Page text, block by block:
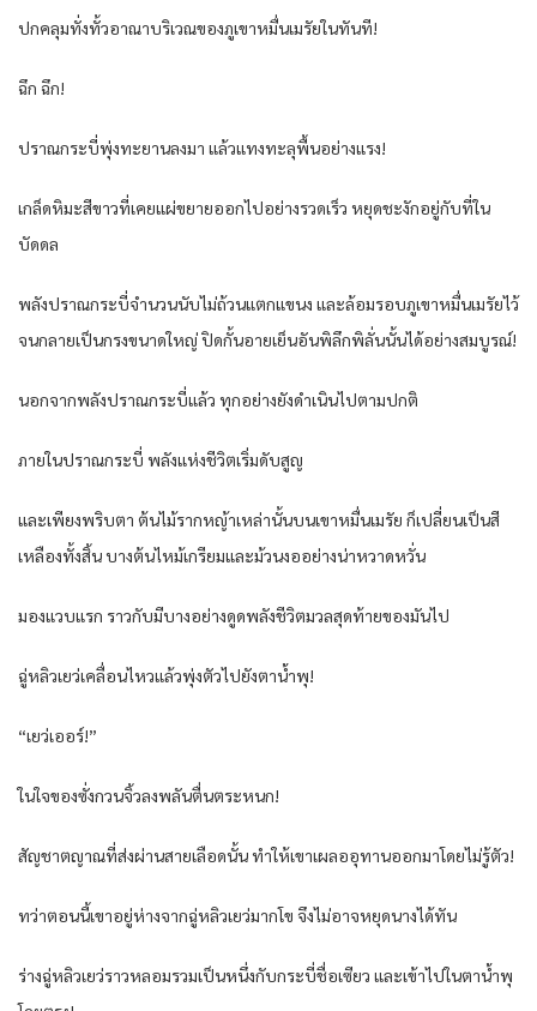
ปกคลุมทั่งทั้วอาณาบริเวณของภูเขาหมื่นเมรัยในทันที!
ฉึก ฉึก!
ปราณกระบี่พุ่งทะยานลงมา แล้วแทงทะลุพื้นอย่างแรง!
เกล็ดหิมะสีขาวที่เคยแผ่ขยายออกไปอย่างรวดเร็ว หยุดชะงักอยู่กับที่ใน
บัดดล
พลังปราณกระบี่จำนวนนับไม่ถ้วนแตกแขนง และล้อมรอบภูเขาหมื่นเมรัยไว้
จนกลายเป็นกรงขนาดใหญ่ ปิดกั้นอายเย็นอันพิลึกพิลั่นนั้นได้อย่างสมบูรณ์!
นอกจากพลังปราณกระบี่แล้ว ทุกอย่างยังดำเนินไปตามปกติ
ภายในปราณกระบี่ พลังแห่งชีวิตเริ่มดับสูญ
และเพียงพริบตา ต้นไม้รากหญ้าเหล่านั้นบนเขาหมื่นเมรัย ก็เปลี่ยนเป็นสี
เหลืองทั้งสิ้น บางต้นไหม้เกรียมและม้วนงออย่างน่าหวาดหวั่น
มองแวบแรก ราวกับมีบางอย่างดูดพลังชีวิตมวลสุดท้ายของมันไป
ฉู่หลิวเยว่เคลื่อนไหวแล้วพุ่งตัวไปยังตาน้ำพุ!
“เยว่เออร์!”
ในใจของซั่งกวนจิ้วลงพลันตื่นตระหนก!
สัญชาตญาณที่ส่งผ่านสายเลือดนั้น ทำให้เขาเผลออุทานออกมาโดยไม่รู้ตัว!
ทว่าตอนนี้เขาอยู่ห่างจากฉู่หลิวเยว่มากโข จึงไม่อาจหยุดนางได้ทัน
ร่างฉู่หลิวเยว่ราวหลอมรวมเป็นหนึ่งกับกระบี่ชื่อเซียว และเข้าไปในตาน้ำพุ